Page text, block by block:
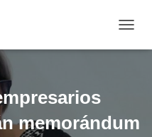
A
M
memorándum